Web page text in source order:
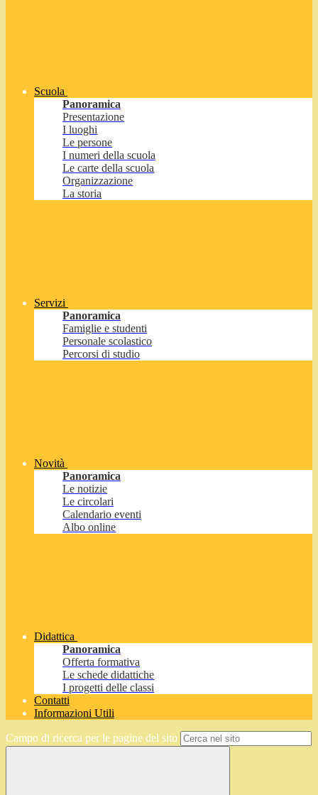
Scuola
Panoramica
Presentazione
I luoghi
Le persone
I numeri della scuola
Le carte della scuola
Organizzazione
La storia
Servizi
Panoramica
Famiglie e studenti
Personale scolastico
Percorsi di studio
Novità
Panoramica
Le notizie
Le circolari
Calendario eventi
Albo online
Didattica
Panoramica
Offerta formativa
Le schede didattiche
I progetti delle classi
Contatti
Informazioni Utili
Campo di ricerca per le pagine del sito